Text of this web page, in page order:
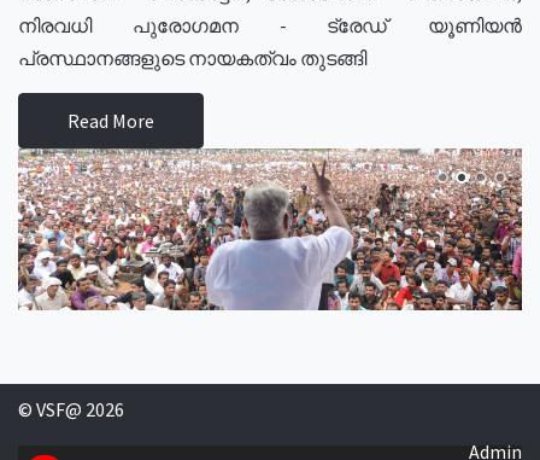
നിരവധി പുരോഗമന - ട്രേഡ് യൂണിയൻ
പ്രസ്ഥാനങ്ങളുടെ നായകത്വം തുടങ്ങി
Read More
© VSF@ 2026
Admin